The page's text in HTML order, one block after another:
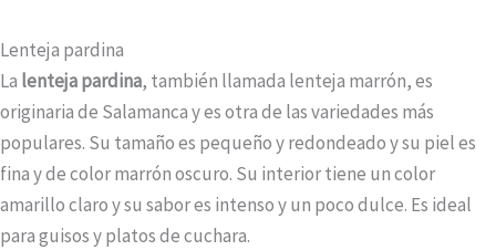
Lenteja pardina
La lenteja pardina, también llamada lenteja marrón, es
originaria de Salamanca y es otra de las variedades más
populares. Su tamaño es pequeño y redondeado y su piel es
fina y de color marrón oscuro. Su interior tiene un color
amarillo claro y su sabor es intenso y un poco dulce. Es ideal
para guisos y platos de cuchara.